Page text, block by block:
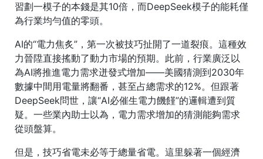
習劃一模子的本錢是其10倍，而DeepSeek模子的能耗僅
為行業均勻值的零頭。
AI的“電力焦炙”，第一次被技巧扯開了一道裂痕。這種效
力晉陞直接搖動了動力市場的預期。此前，行業廣泛以
為AI將推進電力需求迸發式增加――美國猜測到2030年
數據中間用電量將翻番，甚至占總需求的12%。但跟著
DeepSeek問世，讓“AI必催生電力饑饉”的邏輯遭到質
疑。一些業內助士以為，電力需求增加的猜測能夠需求
從頭盤算。
但是，技巧省電未必等于總量省電。這里躲著一個經濟